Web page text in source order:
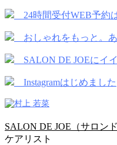
24時間受付WEB予約
おしゃれをもっと。あ
SALON DE JOEにイ
Instagramはじめました
SALON DE JOE（サロン
ケアリスト